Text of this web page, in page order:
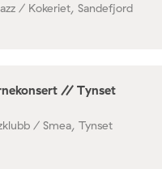
/ Kokeriet, Sandefjord
// Tynset
/ Smea, Tynset